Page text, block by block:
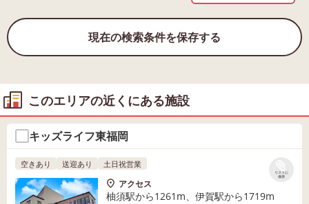
現在の検索条件を保存する
このエリアの近くにある施設
キッズライフ東福岡
リストに
保存
空きあり 送迎あり 土日祝営業
アクセス
柚須駅から1261m、伊賀駅から1719m